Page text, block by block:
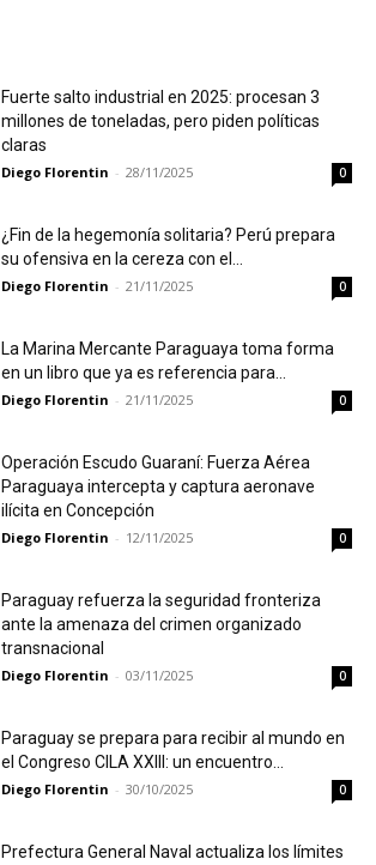
Fuerte salto industrial en 2025: procesan 3
millones de toneladas, pero piden políticas
claras
Diego Florentin - 28/11/2025 0
¿Fin de la hegemonía solitaria? Perú prepara
su ofensiva en la cereza con el...
Diego Florentin - 21/11/2025 0
La Marina Mercante Paraguaya toma forma
en un libro que ya es referencia para...
Diego Florentin - 21/11/2025 0
Operación Escudo Guaraní: Fuerza Aérea
Paraguaya intercepta y captura aeronave
ilícita en Concepción
Diego Florentin - 12/11/2025 0
Paraguay refuerza la seguridad fronteriza
ante la amenaza del crimen organizado
transnacional
Diego Florentin - 03/11/2025 0
Paraguay se prepara para recibir al mundo en
el Congreso CILA XXIII: un encuentro...
Diego Florentin - 30/10/2025 0
Prefectura General Naval actualiza los límites